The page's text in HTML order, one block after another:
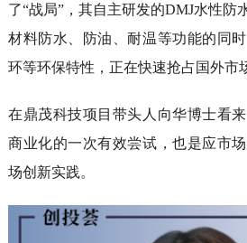
了“战局”，其自主研发的DMJ水性防
材料防水、防油、耐温等功能的同
环等环保特性，正在快速抢占国外市
在鼎茂科技项目带头人向华博士看
商业化的一次有效尝试，也是应市
场创新实践。